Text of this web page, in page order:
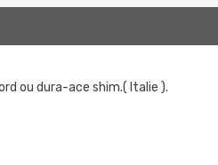
ou dura-ace shim.( Italie ).